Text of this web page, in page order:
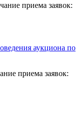
приема заявок:
аукциона по
приема заявок: